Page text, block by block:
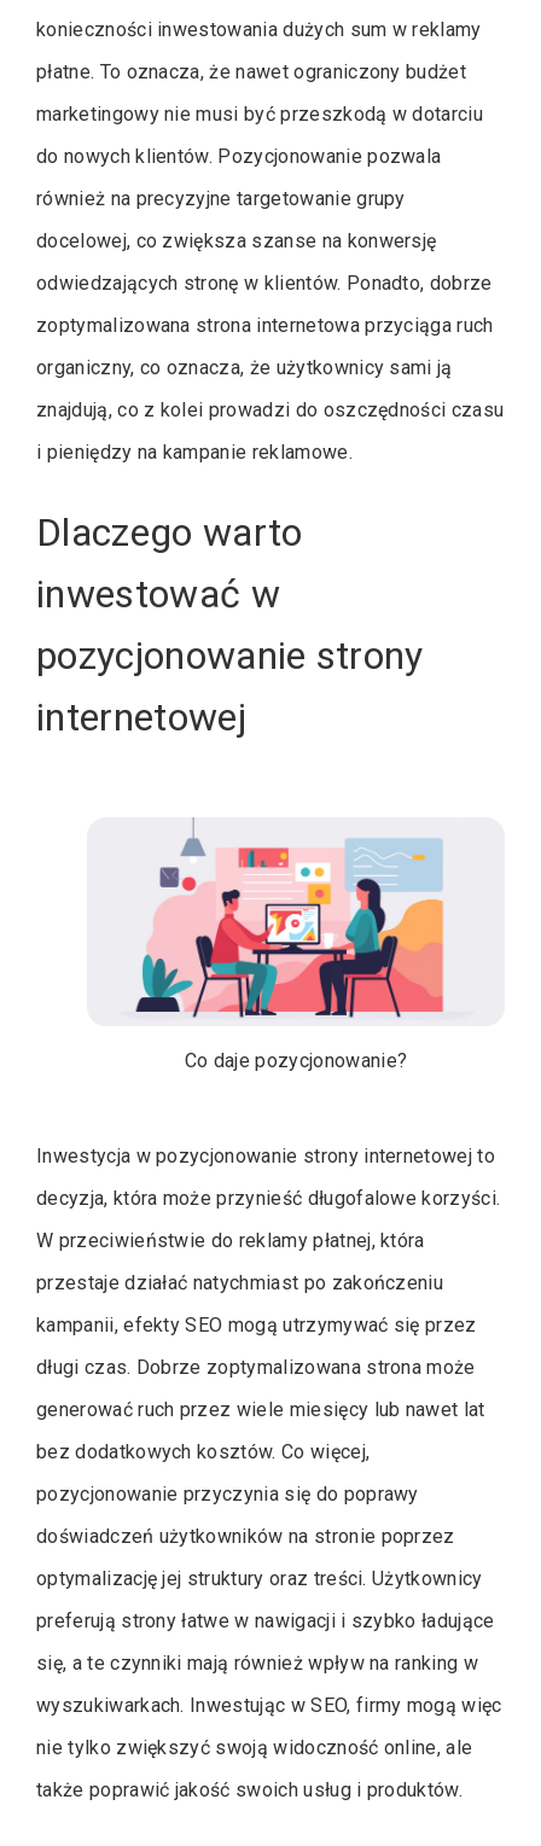
konieczności inwestowania dużych sum w reklamy
płatne. To oznacza, że nawet ograniczony budżet
marketingowy nie musi być przeszkodą w dotarciu
do nowych klientów. Pozycjonowanie pozwala
również na precyzyjne targetowanie grupy
docelowej, co zwiększa szanse na konwersję
odwiedzających stronę w klientów. Ponadto, dobrze
zoptymalizowana strona internetowa przyciąga ruch
organiczny, co oznacza, że użytkownicy sami ją
znajdują, co z kolei prowadzi do oszczędności czasu
i pieniędzy na kampanie reklamowe.
Dlaczego warto
inwestować w
pozycjonowanie strony
internetowej
Co daje pozycjonowanie?
Inwestycja w pozycjonowanie strony internetowej to
decyzja, która może przynieść długofalowe korzyści.
W przeciwieństwie do reklamy płatnej, która
przestaje działać natychmiast po zakończeniu
kampanii, efekty SEO mogą utrzymywać się przez
długi czas. Dobrze zoptymalizowana strona może
generować ruch przez wiele miesięcy lub nawet lat
bez dodatkowych kosztów. Co więcej,
pozycjonowanie przyczynia się do poprawy
doświadczeń użytkowników na stronie poprzez
optymalizację jej struktury oraz treści. Użytkownicy
preferują strony łatwe w nawigacji i szybko ładujące
się, a te czynniki mają również wpływ na ranking w
wyszukiwarkach. Inwestując w SEO, firmy mogą więc
nie tylko zwiększyć swoją widoczność online, ale
także poprawić jakość swoich usług i produktów.